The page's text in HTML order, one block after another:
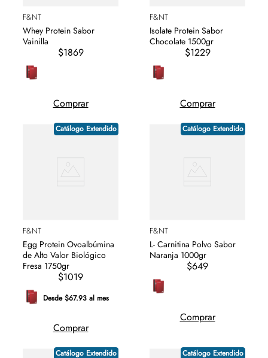
F&NT
Whey Protein Sabor
Vainilla
$1869
Comprar
F&NT
Isolate Protein Sabor
Chocolate 1500gr
$1229
Comprar
Catálogo Extendido
F&NT
Egg Protein Ovoalbúmina
de Alto Valor Biológico
Fresa 1750gr
$1019
Desde $67.93 al mes
Comprar
Catálogo Extendido
F&NT
L- Carnitina Polvo Sabor
Naranja 1000gr
$649
Comprar
Catálogo Extendido Catálogo Extendido